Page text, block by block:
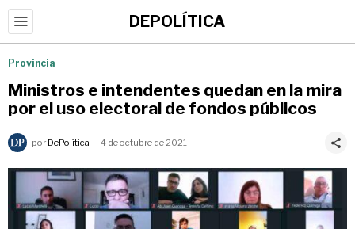
DEPOLÍTICA
Provincia
Ministros e intendentes quedan en la mira
por el uso electoral de fondos públicos
por DePolítica 4 de octubre de 2021